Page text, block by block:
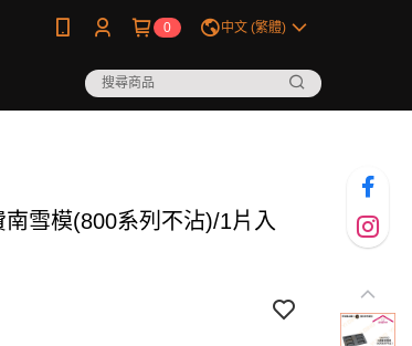
0 中文 (繁體)
南雪模(800系列不沾)/1片入